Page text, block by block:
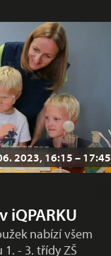
2023, 16:15 – 17:45
iQPARKU
nabízí všem
- 3. třídy ZŠ